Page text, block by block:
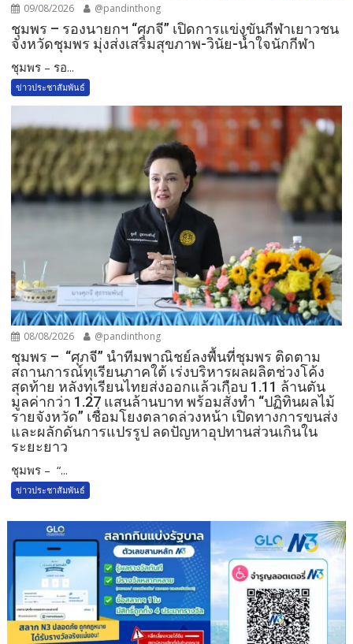
09/08/2026 @pandinthong
ชุมพร – รองนายกฯ “ศุภจี” เปิดการแข่งขันกีฬาเยาวชน
จังหวัดชุมพร มุ่งส่งเสริมสุขภาพ-วินัย-น้ำใจนักกีฬา
ชุมพร – รอ...
ข่าวประชาสัมพันธ์
08/08/2026 @pandinthong
ชุมพร – “ศุภจี” นำทีมพาณิชย์ลงพื้นที่ชุมพร ติดตาม
สถานการณ์ทุเรียนภาคใต้ เร่งบริหารผลผลิตช่วงโค้ง
สุดท้าย หลังทุเรียนไทยส่งออกแล้วเกือบ 1.11 ล้านตัน
มูลค่ากว่า 1.27 แสนล้านบาท พร้อมสั่งทำ “ปฏิทินผลไม้
รายจังหวัด” เชื่อมโยงตลาดล่วงหน้า เปิดทางการขนส่ง
และผลักดันการแปรรูป ลดปัญหาอุปทานส่วนเกินใน
ระยะยาว
ชุมพร – “...
ข่าวประชาสัมพันธ์